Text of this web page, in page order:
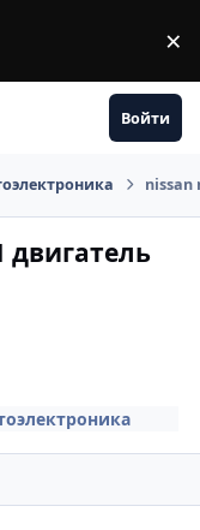
×
Войти
nissan
двигатель